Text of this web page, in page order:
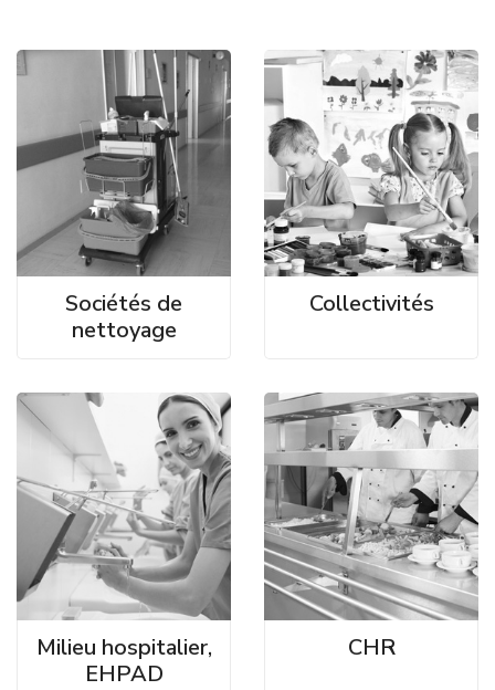
Sociétés de
nettoyage
Collectivités
Milieu hospitalier,
EHPAD
CHR